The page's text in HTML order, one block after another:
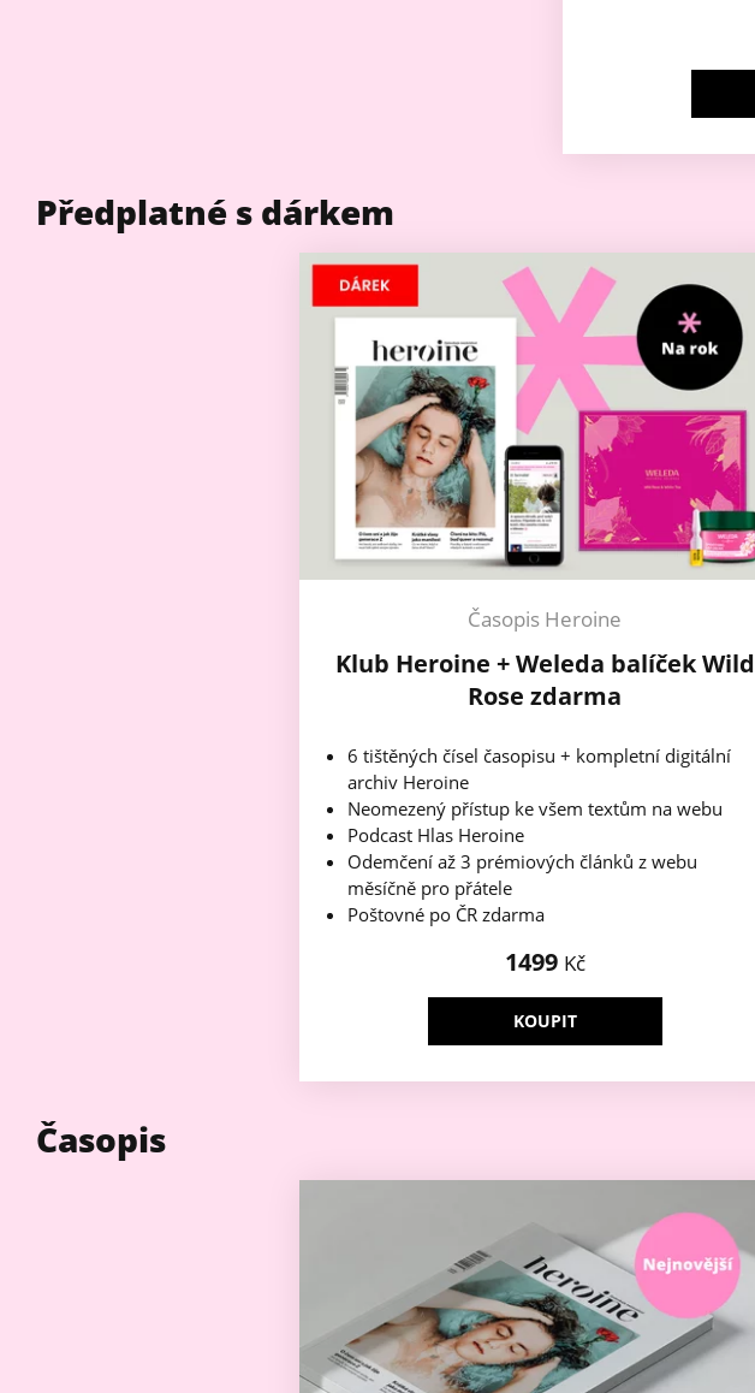
Předplatné s dárkem
Časopis Heroine
Klub Heroine + Weleda balíček Wild
Rose zdarma
6 tištěných čísel časopisu + kompletní digitální
archiv Heroine
Neomezený přístup ke všem textům na webu
Podcast Hlas Heroine
Odemčení až 3 prémiových článků z webu
měsíčně pro přátele
Poštovné po ČR zdarma
1499 Kč
KOUPIT
Časopis